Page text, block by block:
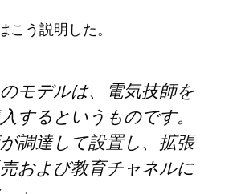
う説明した。
のモデルは、電気技師を
するというものです。
調達して設置し、拡張
および教育チャネルに